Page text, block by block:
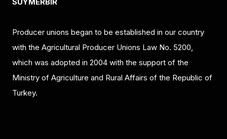
SUYMERBİR
Producer unions began to be established in our country
with the Agricultural Producer Unions Law No. 5200,
which was adopted in 2004 with the support of the
Ministry of Agriculture and Rural Affairs of the Republic of
Turkey.